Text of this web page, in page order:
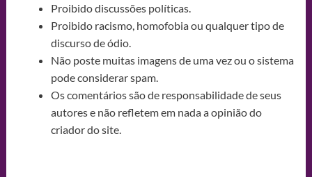
Proibido discussões políticas.
Proibido racismo, homofobia ou qualquer tipo de
discurso de ódio.
Não poste muitas imagens de uma vez ou o sistema
pode considerar spam.
Os comentários são de responsabilidade de seus
autores e não refletem em nada a opinião do
criador do site.